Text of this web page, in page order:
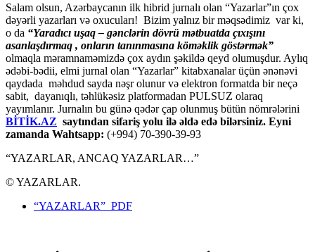
Salam olsun, Azərbaycanın ilk hibrid jurnalı olan “Yazarlar”ın çox
dəyərli yazarları və oxucuları! Bizim yalnız bir məqsədimiz var ki,
o da “Yaradıcı uşaq – gәnclәrin dövrü mәtbuatda çıxışını
asanlaşdırmaq , onların tanınmasına kömәklik göstәrmәk”
olmaqla məramnaməmizdə çox aydın şəkildə qeyd olumuşdur. Aylıq
ədəbi-bədii, elmi jurnal olan “Yazarlar” kitabxanalar üçün ənənəvi
qaydada məhdud sayda nəşr olunur və elektron formatda bir neçə
sabit, dayanıqlı, təhlükəsiz platformadan PULSUZ olaraq
yayımlanır. Jurnalın bu günə qədər çap olunmuş bütün nömrələrini
BİTİK.AZ saytından sifariş yolu ilə əldə edə bilərsiniz. Eyni
zamanda Wahtsapp: (+994) 70-390-39-93
“YAZARLAR, ANCAQ YAZARLAR…”
© YAZARLAR.
“YAZARLAR” PDF